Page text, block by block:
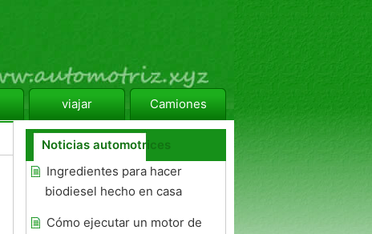
viajar Camiones
Noticias automotrices
Ingredientes para hacer
biodiesel hecho en casa
Cómo ejecutar un motor de